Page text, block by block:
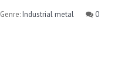
Genre:Industrial metal 0